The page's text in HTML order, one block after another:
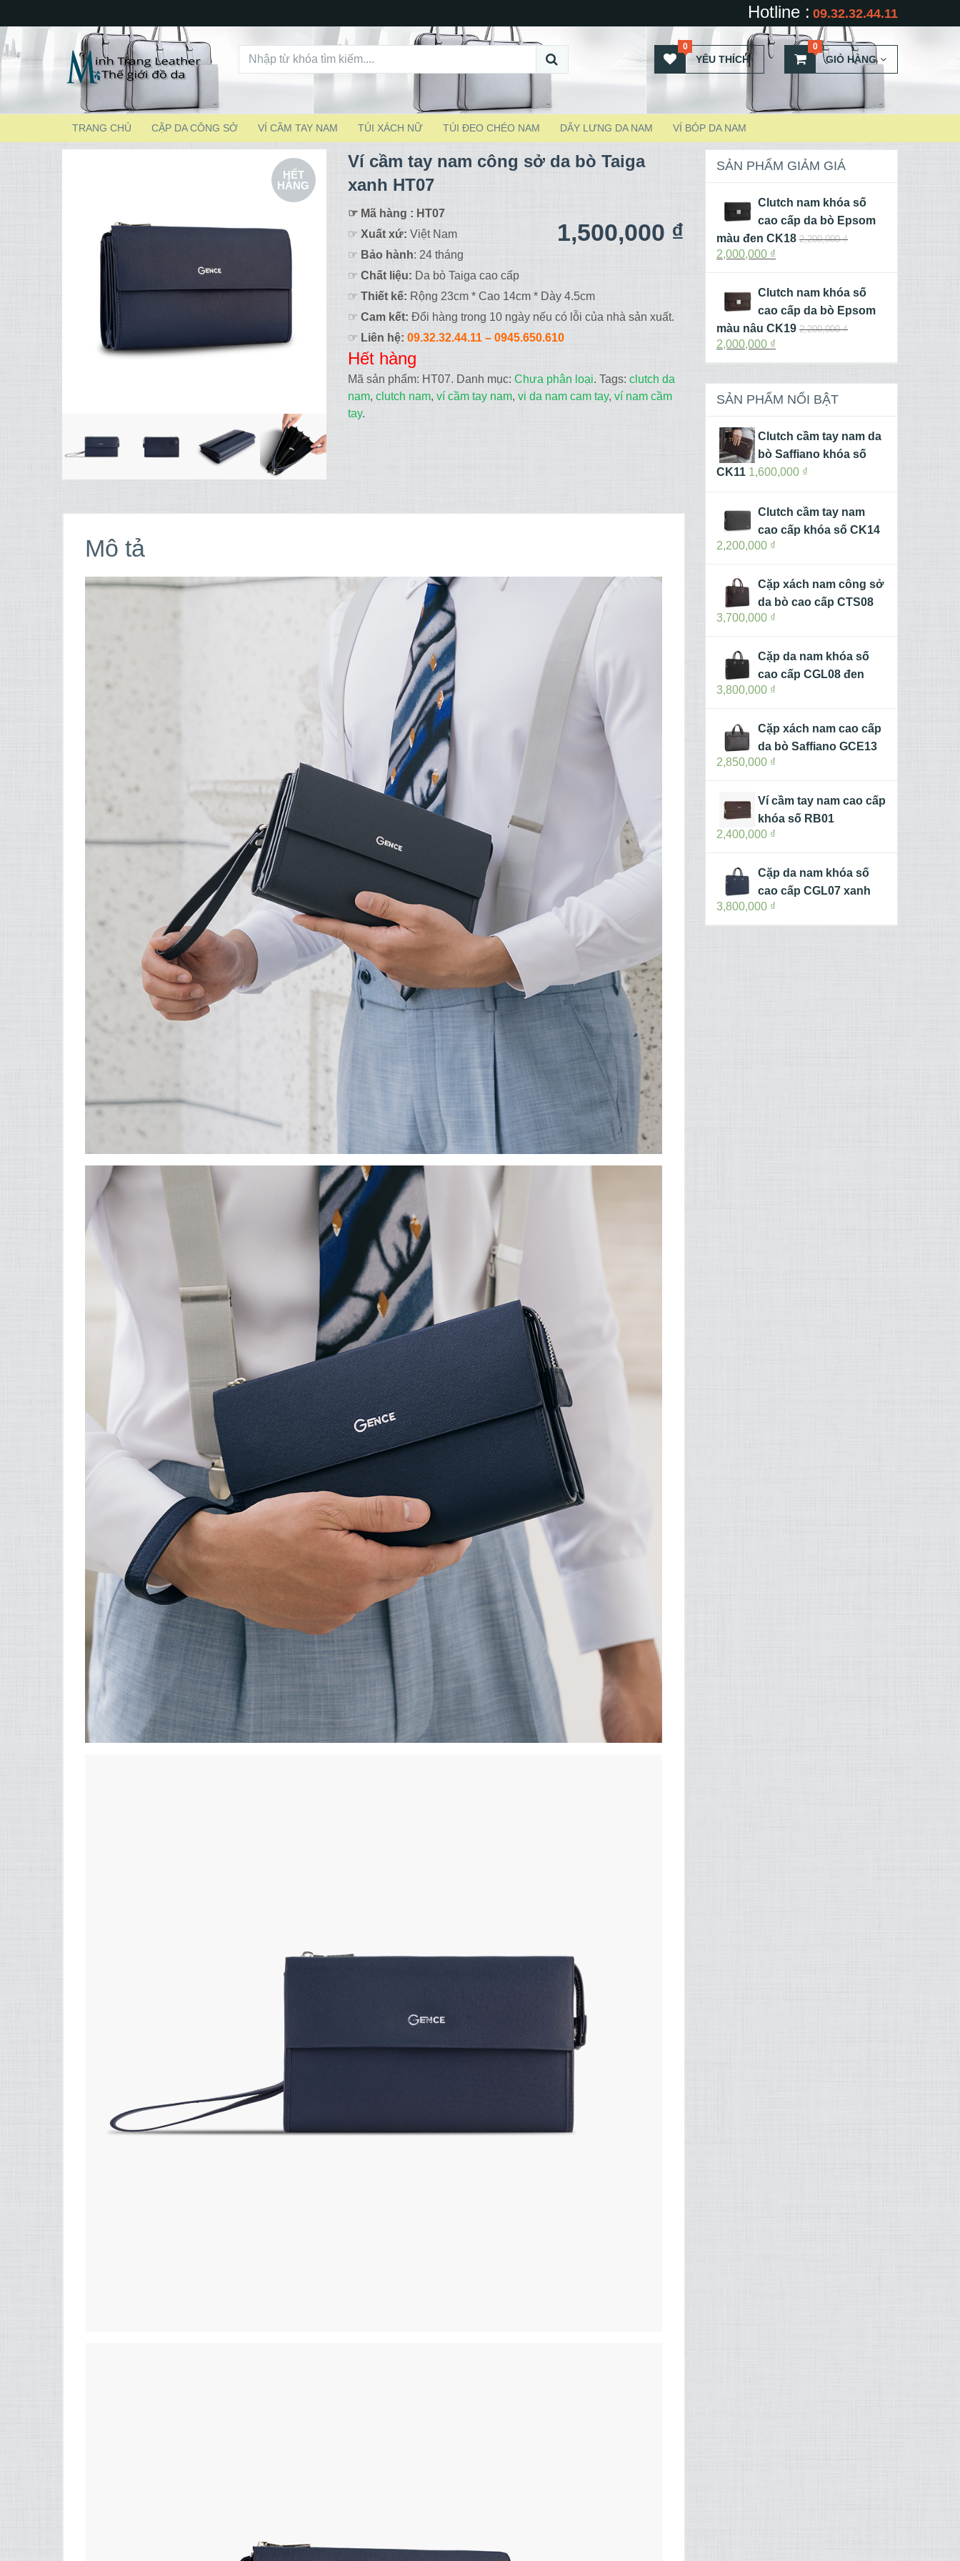
Hotline : 09.32.32.44.11
YÊU THÍCH
0
GIỎ HÀNG
0
TRANG CHỦ CẶP DA CÔNG SỞ VÍ CẦM TAY NAM TÚI XÁCH NỮ TÚI ĐEO CHÉO NAM DÂY LƯNG DA NAM VÍ BÓP DA NAM
HẾT
HÀNG
Ví cầm tay nam công sở da bò Taiga
xanh HT07
1,500,000 ₫
☞ Mã hàng : HT07
☞ Xuất xứ: Việt Nam
☞ Bảo hành: 24 tháng
☞ Chất liệu: Da bò Taiga cao cấp
☞ Thiết kế: Rộng 23cm * Cao 14cm * Dày 4.5cm
☞ Cam kết: Đổi hàng trong 10 ngày nếu có lỗi của nhà sản xuất.
☞ Liên hệ: 09.32.32.44.11– 0945.650.610
Hết hàng
Mã sản phẩm: HT07. Danh mục: Chưa phân loại. Tags: clutch da
nam, clutch nam, ví cầm tay nam, vi da nam cam tay, ví nam cầm
tay.
Mô tả
SẢN PHẨM GIẢM GIÁ
Clutch nam khóa số
cao cấp da bò Epsom
màu đen CK18 2,200,000₫
2,000,000 ₫
Clutch nam khóa số
cao cấp da bò Epsom
màu nâu CK19 2,200,000₫
2,000,000 ₫
SẢN PHẨM NỔI BẬT
Clutch cầm tay nam da
bò Saffiano khóa số
CK11 1,600,000 ₫
Clutch cầm tay nam
cao cấp khóa số CK14
2,200,000 ₫
Cặp xách nam công sở
da bò cao cấp CTS08
3,700,000 ₫
Cặp da nam khóa số
cao cấp CGL08 đen
3,800,000 ₫
Cặp xách nam cao cấp
da bò Saffiano GCE13
2,850,000 ₫
Ví cầm tay nam cao cấp
khóa số RB01
2,400,000 ₫
Cặp da nam khóa số
cao cấp CGL07 xanh
3,800,000 ₫